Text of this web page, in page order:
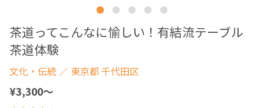
茶道ってこんなに愉しい！有結流テーブル
茶道体験
文化・伝統 ／ 東京都 千代田区
¥3,300〜